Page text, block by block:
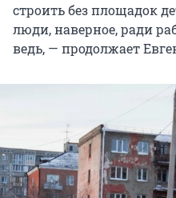
строить без площадок
люди, наверное, ради
ведь, — продолжает